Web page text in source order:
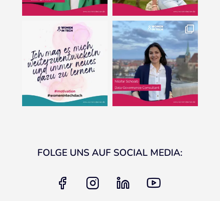
FOLGE UNS AUF SOCIAL MEDIA:
facebook instagram